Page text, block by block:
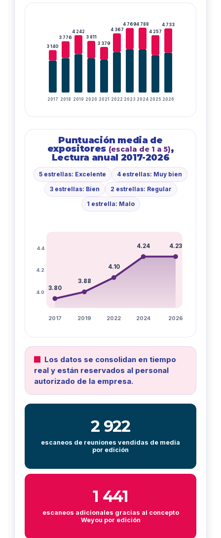
3 140
2017
3 776
2018
4 242
2019
3 811
2020
3 379
2021
4 367
2022
4 769
2023
4 788
2024
4 257
2025
4 733
2026
Puntuación media de
expositores (escala de 1 a 5),
Lectura anual 2017-2026
5 estrellas: Excelente
4 estrellas: Muy bien
3 estrellas: Bien
2 estrellas: Regular
1 estrella: Malo
4.4
4.2
4.0
3.80
3.88
4.10
4.24 4.23
2017 2019 2022 2024 2026
Los datos se consolidan en tiempo
real y están reservados al personal
autorizado de la empresa.
2 922
escaneos de reuniones vendidas de media
por edición
1 441
escaneos adicionales gracias al concepto
Weyou por edición